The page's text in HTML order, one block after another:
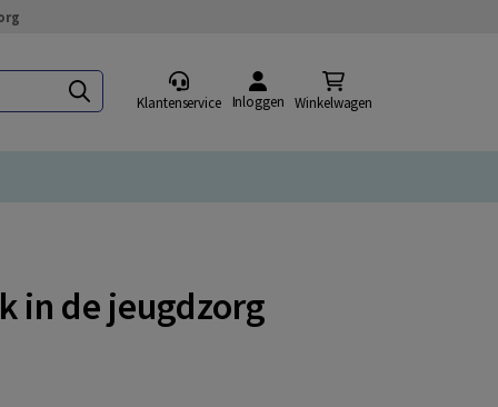
Klantenservice Inloggen Winkelwagen
in de jeugdzorg